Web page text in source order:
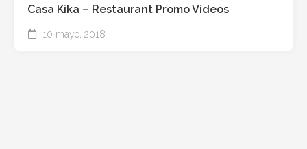
Casa Kika – Restaurant Promo Videos
10 mayo, 2018